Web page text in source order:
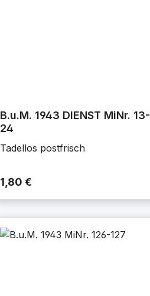
B.u.M. 1943 DIENST MiNr. 13-
24
Tadellos postfrisch
1,80 €